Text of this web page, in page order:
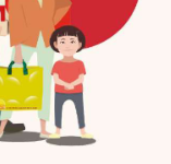
30 000
m² d'entrepôt